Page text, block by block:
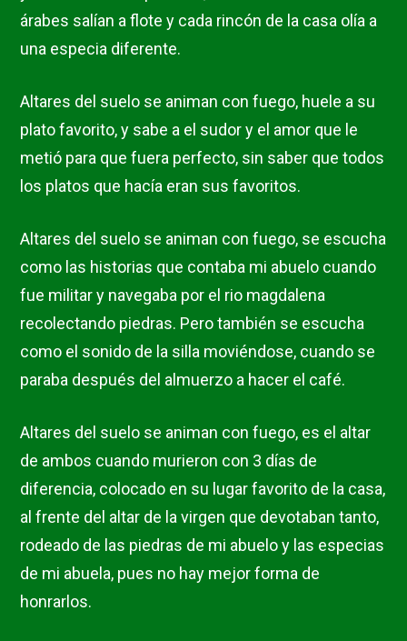
árabes salían a flote y cada rincón de la casa olía a
una especia diferente.
Altares del suelo se animan con fuego, huele a su
plato favorito, y sabe a el sudor y el amor que le
metió para que fuera perfecto, sin saber que todos
los platos que hacía eran sus favoritos.
Altares del suelo se animan con fuego, se escucha
como las historias que contaba mi abuelo cuando
fue militar y navegaba por el rio magdalena
recolectando piedras. Pero también se escucha
como el sonido de la silla moviéndose, cuando se
paraba después del almuerzo a hacer el café.
Altares del suelo se animan con fuego, es el altar
de ambos cuando murieron con 3 días de
diferencia, colocado en su lugar favorito de la casa,
al frente del altar de la virgen que devotaban tanto,
rodeado de las piedras de mi abuelo y las especias
de mi abuela, pues no hay mejor forma de
honrarlos.